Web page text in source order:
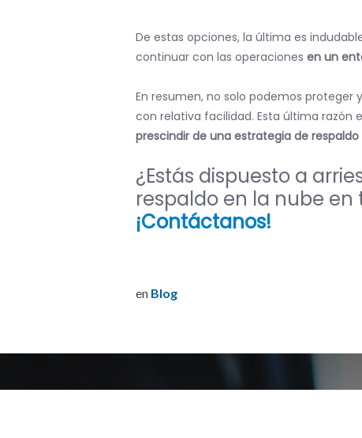
De estas opciones, la última es
continuar con las operaciones en un
En resumen, no solo podemos
con relativa facilidad. Esta última razón
prescindir de una estrategia de
¿Estás dispuesto a
respaldo en la nube
¡Contáctanos!
en Blog